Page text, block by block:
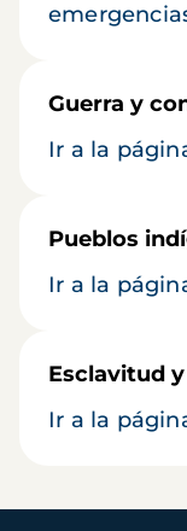
Guerra y
Ir a la
Pueblos
Ir a la
Esclavitud
Ir a la